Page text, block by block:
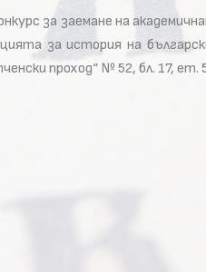
за заемане на
за история на
проход“ № 52, бл. 17,